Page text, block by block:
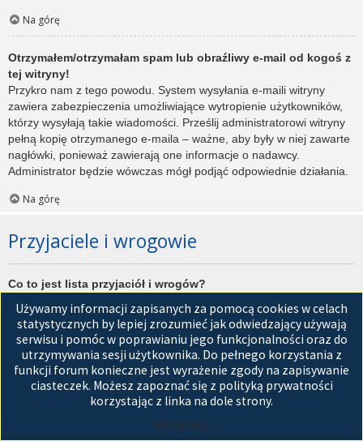
Na górę
Otrzymałem/otrzymałam spam lub obraźliwy e-mail od kogoś z
tej witryny!
Przykro nam z tego powodu. System wysyłania e-maili witryny
zawiera zabezpieczenia umożliwiające wytropienie użytkowników,
którzy wysyłają takie wiadomości. Prześlij administratorowi witryny
pełną kopię otrzymanego e-maila – ważne, aby były w niej zawarte
nagłówki, ponieważ zawierają one informacje o nadawcy.
Administrator będzie wówczas mógł podjąć odpowiednie działania.
Na górę
Przyjaciele i wrogowie
Co to jest lista przyjaciół i wrogów?
użytkowników witryny. Użytkownicy dodani do listy przyjaciół będą
wyświetleni na karciePrzyjacieleznajdującej się w panelu
zarządzania kontem. Z tego poziomu można szybko sprawdzić ich
status, a także wysłać prywatną wiadomość. Zależnie od
używanego stylu witryny, posty tych użytkowników mogą być
wyróżniane. Jeśli użytkownik zostanie dodany do listy wrogów,
Używamy informacji zapisanych za pomocą cookies w celach
statystycznych by lepiej zrozumieć jak odwiedzający używają
serwisu i pomóc w poprawianiu jego funkcjonalności oraz do
utrzymywania sesji użytkownika. Do pełnego korzystania z
funkcji forum konieczne jest wyrażenie zgody na zapisywanie
ciasteczek. Możesz zapoznać się z polityką prywatności
korzystając z linka na dole strony.
Akceptuję